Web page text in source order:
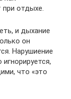
при отдыхе.
и дыхание
он
Нарушиение
что «это